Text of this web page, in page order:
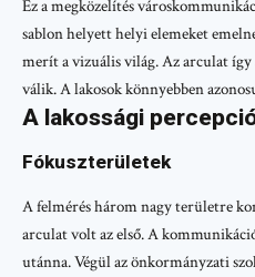
Ez a megközelítés
sablon helyett helyi elemeket
merít a vizuális világ. Az arculat így
válik. A lakosok könnyebben
A lakossági
Fókuszterületek
A felmérés három nagy területre
arculat volt az első. A
utánna. Végül az önkormányzati